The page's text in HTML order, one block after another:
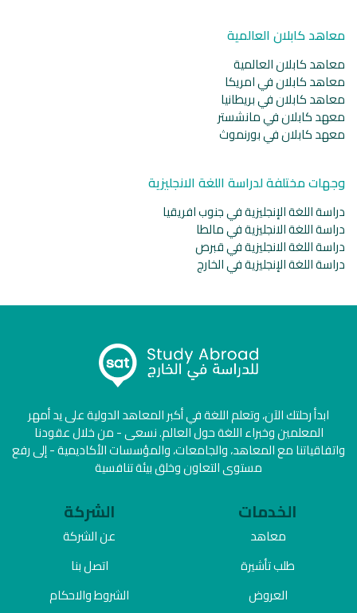
معاهد كابلان العالمية
معاهد كابلان العالمية
معاهد كابلان في امريكا
معاهد كابلان في بريطانيا
معهد كابلان في مانشستر
معهد كابلان في بورنموث
وجهات مختلفة لدراسة اللغة الانجليزية
دراسة اللغة الإنجليزية في جنوب افريقيا
دراسة اللغة الانجليزية في مالطا
دراسة اللغة الانجليزية في قبرص
دراسة اللغة الإنجليزية في الخارج
ابدأ رحلتك الآن، وتعلم اللغة في أكبر المعاهد الدولية على يد أمهر
المعلمين وخبراء اللغة حول العالم. نسعى - من خلال عقودنا
واتفاقياتنا مع المعاهد، والجامعات، والمؤسسات الأكاديمية - إلى رفع
مستوى التعاون وخلق بيئة تنافسية
الخدمات
معاهد
طلب تأشيرة
العروض
الشركة
عن الشركة
اتصل بنا
الشروط والاحكام